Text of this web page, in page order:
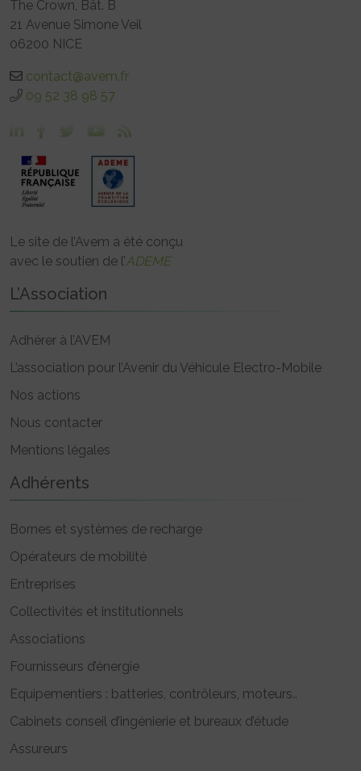
The Crown, Bât. B
21 Avenue Simone Veil
06200 NICE
contact@avem.fr
09 52 38 98 57
Le site de l’Avem a été conçu
avec le soutien de l’ADEME
L’Association
Adhérer à l’AVEM
L’association pour l’Avenir du Véhicule Electro-Mobile
Nos actions
Nous contacter
Mentions légales
Adhérents
Bornes et systèmes de recharge
Opérateurs de mobilité
Entreprises
Collectivités et institutionnels
Associations
Fournisseurs d’énergie
Equipementiers : batteries, contrôleurs, moteurs..
Cabinets conseil d’ingénierie et bureaux d’étude
Assureurs